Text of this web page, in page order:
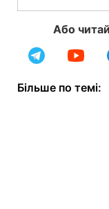
Або
Більше по темі: